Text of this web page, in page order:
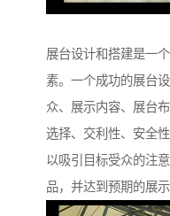
展台设计和搭建是一
素。一个成功的展台
众、展示内容、展台
选择、交利性、安全
以吸引目标受众的注
品，并达到预期的展示